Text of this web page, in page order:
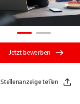
Jetzt bewerben
Stellenanzeige teilen